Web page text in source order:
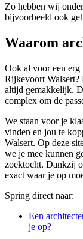
Zo hebben wij
bijvoorbeeld ook
Waarom
Ook al voor een erg
Rijkevoort Walsert?
altijd gemakkelijk.
complex om de
We staan voor je
vinden en jou te
Walsert. Op deze
we je mee kunnen
zoektocht. Dankzij
exact waar je op
Spring direct naar:
Een
je op?